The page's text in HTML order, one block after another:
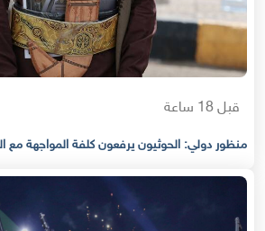
قبل 18 ساعة
منظور دولي: الحوثيون يرفعون كلفة المواجهة مع